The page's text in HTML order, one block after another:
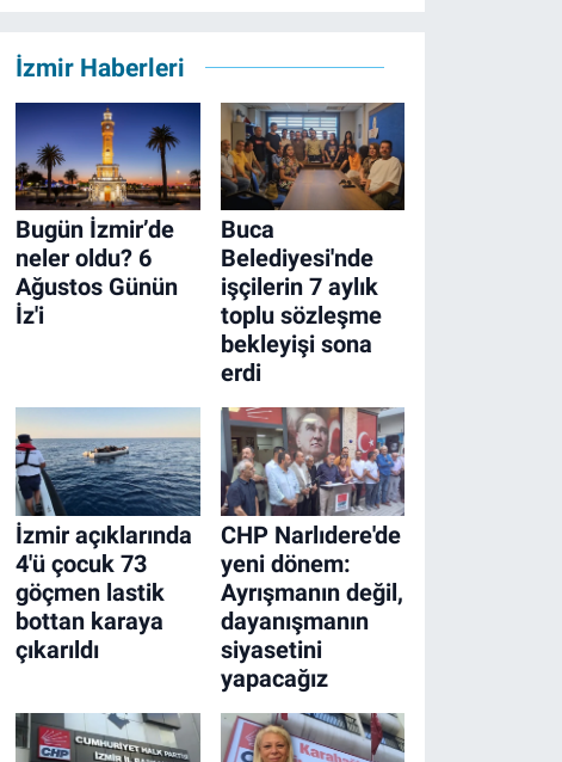
İzmir Haberleri
Bugün İzmir’de
neler oldu? 6
Ağustos Günün
İz'i
Buca
Belediyesi'nde
işçilerin 7 aylık
toplu sözleşme
bekleyişi sona
erdi
İzmir açıklarında
4'ü çocuk 73
göçmen lastik
bottan karaya
çıkarıldı
CHP Narlıdere'de
yeni dönem:
Ayrışmanın değil,
dayanışmanın
siyasetini
yapacağız